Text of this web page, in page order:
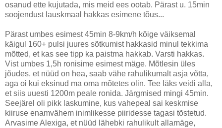
osanud ette kujutada, mis meid ees ootab. Pärast u. 15min
soojendust lauskmaal hakkas esimene tõus...
Pärast umbes esimest 45min 8-9km/h kõige väiksemal
käigul 160+ pulsi juures sõtkumist hakkasid minul tekkima
mõtted, et kas see tipp ka paistma hakkab. Varsti hakkas.
Vist umbes 1,5h ronisime esimest mäge. Mõtlesin üles
jõudes, et nüüd on hea, saab vähe rahulikumalt asja võtta,
aga oi kui eksinud ma oma mõtetes olin. Tee läks veidi alla,
et siis uuesti 1200m peale ronida. Järgmised mingi 45min.
Seejärel oli pikk laskumine, kus vahepeal sai keskmise
kiiruse enamvähem inimlikesse piiridesse tagasi tõstetud.
Arvasime Alexiga, et nüüd lähebki rahulikult allamäge,